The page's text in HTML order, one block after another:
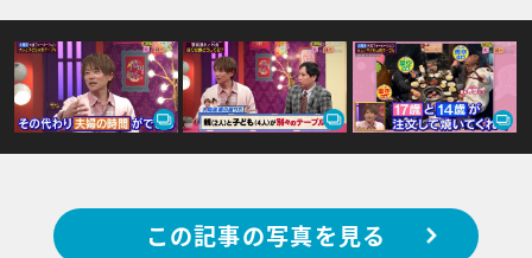
この記事の写真を見る